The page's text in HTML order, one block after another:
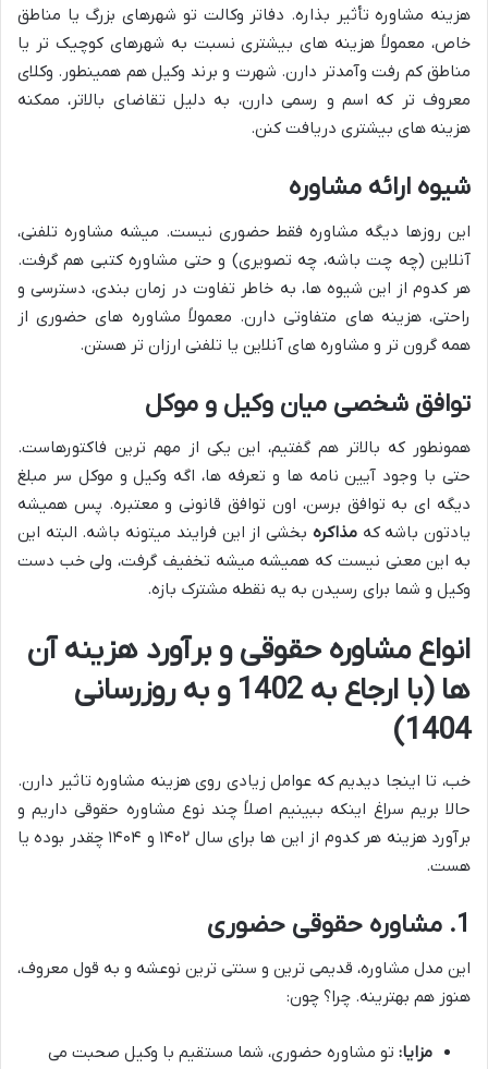
هزینه مشاوره تأثیر بذاره. دفاتر وکالت تو شهرهای بزرگ یا مناطق
خاص، معمولاً هزینه های بیشتری نسبت به شهرهای کوچیک تر یا
مناطق کم رفت وآمدتر دارن. شهرت و برند وکیل هم همینطور. وکلای
معروف تر که اسم و رسمی دارن، به دلیل تقاضای بالاتر، ممکنه
هزینه های بیشتری دریافت کنن.
شیوه ارائه مشاوره
این روزها دیگه مشاوره فقط حضوری نیست. میشه مشاوره تلفنی،
آنلاین (چه چت باشه، چه تصویری) و حتی مشاوره کتبی هم گرفت.
هر کدوم از این شیوه ها، به خاطر تفاوت در زمان بندی، دسترسی و
راحتی، هزینه های متفاوتی دارن. معمولاً مشاوره های حضوری از
همه گرون تر و مشاوره های آنلاین یا تلفنی ارزان تر هستن.
توافق شخصی میان وکیل و موکل
همونطور که بالاتر هم گفتیم، این یکی از مهم ترین فاکتورهاست.
حتی با وجود آیین نامه ها و تعرفه ها، اگه وکیل و موکل سر مبلغ
دیگه ای به توافق برسن، اون توافق قانونی و معتبره. پس همیشه
یادتون باشه کهمذاکره بخشی از این فرایند میتونه باشه. البته این
به این معنی نیست که همیشه میشه تخفیف گرفت، ولی خب دست
وکیل و شما برای رسیدن به یه نقطه مشترک بازه.
انواع مشاوره حقوقی و برآورد هزینه آن
ها (با ارجاع به 1402 و به روزرسانی
1404)
خب، تا اینجا دیدیم که عوامل زیادی روی هزینه مشاوره تاثیر دارن.
حالا بریم سراغ اینکه ببینیم اصلاً چند نوع مشاوره حقوقی داریم و
برآورد هزینه هر کدوم از این ها برای سال ۱۴۰۲ و ۱۴۰۴ چقدر بوده یا
هست.
1. مشاوره حقوقی حضوری
این مدل مشاوره، قدیمی ترین و سنتی ترین نوعشه و به قول معروف،
هنوز هم بهترینه. چرا؟ چون:
مزایا: تو مشاوره حضوری، شما مستقیم با وکیل صحبت می